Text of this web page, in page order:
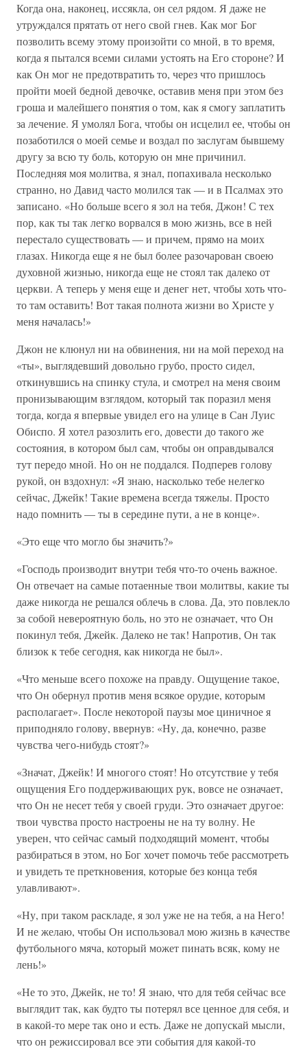
Когда она, наконец, иссякла, он сел рядом. Я даже не
утруждался прятать от него свой гнев. Как мог Бог
позволить всему этому произойти со мной, в то время,
когда я пытался всеми силами устоять на Его стороне? И
как Он мог не предотвратить то, через что пришлось
пройти моей бедной девочке, оставив меня при этом без
гроша и малейшего понятия о том, как я смогу заплатить
за лечение. Я умолял Бога, чтобы он исцелил ее, чтобы он
позаботился о моей семье и воздал по заслугам бывшему
другу за всю ту боль, которую он мне причинил.
Последняя моя молитва, я знал, попахивала несколько
странно, но Давид часто молился так — и в Псалмах это
записано. «Но больше всего я зол на тебя, Джон! С тех
пор, как ты так легко ворвался в мою жизнь, все в ней
перестало существовать — и причем, прямо на моих
глазах. Никогда еще я не был более разочарован своею
духовной жизнью, никогда еще не стоял так далеко от
церкви. А теперь у меня еще и денег нет, чтобы хоть что-
то там оставить! Вот такая полнота жизни во Христе у
меня началась!»
Джон не клюнул ни на обвинения, ни на мой переход на
«ты», выглядевший довольно грубо, просто сидел,
откинувшись на спинку стула, и смотрел на меня своим
пронизывающим взглядом, который так поразил меня
тогда, когда я впервые увидел его на улице в Сан Луис
Обиспо. Я хотел разозлить его, довести до такого же
состояния, в котором был сам, чтобы он оправдывался
тут передо мной. Но он не поддался. Подперев голову
рукой, он вздохнул: «Я знаю, насколько тебе нелегко
сейчас, Джейк! Такие времена всегда тяжелы. Просто
надо помнить — ты в середине пути, а не в конце».
«Это еще что могло бы значить?»
«Господь производит внутри тебя что-то очень важное.
Он отвечает на самые потаенные твои молитвы, какие ты
даже никогда не решался облечь в слова. Да, это повлекло
за собой невероятную боль, но это не означает, что Он
покинул тебя, Джейк. Далеко не так! Напротив, Он так
близок к тебе сегодня, как никогда не был».
«Что меньше всего похоже на правду. Ощущение такое,
что Он обернул против меня всякое орудие, которым
располагает». После некоторой паузы мое циничное я
приподняло голову, ввернув: «Ну, да, конечно, разве
чувства чего-нибудь стоят?»
«Значат, Джейк! И многого стоят! Но отсутствие у тебя
ощущения Его поддерживающих рук, вовсе не означает,
что Он не несет тебя у своей груди. Это означает другое:
твои чувства просто настроены не на ту волну. Не
уверен, что сейчас самый подходящий момент, чтобы
разбираться в этом, но Бог хочет помочь тебе рассмотреть
и увидеть те преткновения, которые без конца тебя
улавливают».
«Ну, при таком раскладе, я зол уже не на тебя, а на Него!
И не желаю, чтобы Он использовал мою жизнь в качестве
футбольного мяча, который может пинать всяк, кому не
лень!»
«Не то это, Джейк, не то! Я знаю, что для тебя сейчас все
выглядит так, как будто ты потерял все ценное для себя, и
в какой-то мере так оно и есть. Даже не допускай мысли,
что он режиссировал все эти события для какой-то